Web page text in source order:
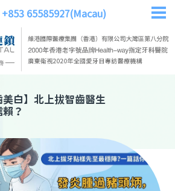
+853 65585927(Macau)
美白】 北上拔智齒醫生
？